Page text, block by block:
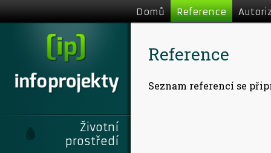
Domů Reference
Životní
prostředí
Reference
Seznam referencí se